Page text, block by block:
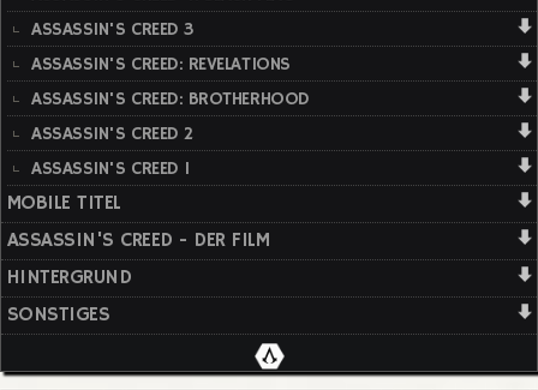
ASSASSIN'S CREED 3
ASSASSIN'S CREED: REVELATIONS
ASSASSIN'S CREED: BROTHERHOOD
ASSASSIN'S CREED 2
ASSASSIN'S CREED 1
MOBILE TITEL
ASSASSIN'S CREED - DER FILM
HINTERGRUND
SONSTIGES